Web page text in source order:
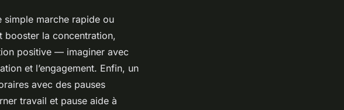
simple marche rapide ou
booster la concentration,
positive — imaginer avec
et l’engagement. Enfin, un
avec des pauses
travail et pause aide à